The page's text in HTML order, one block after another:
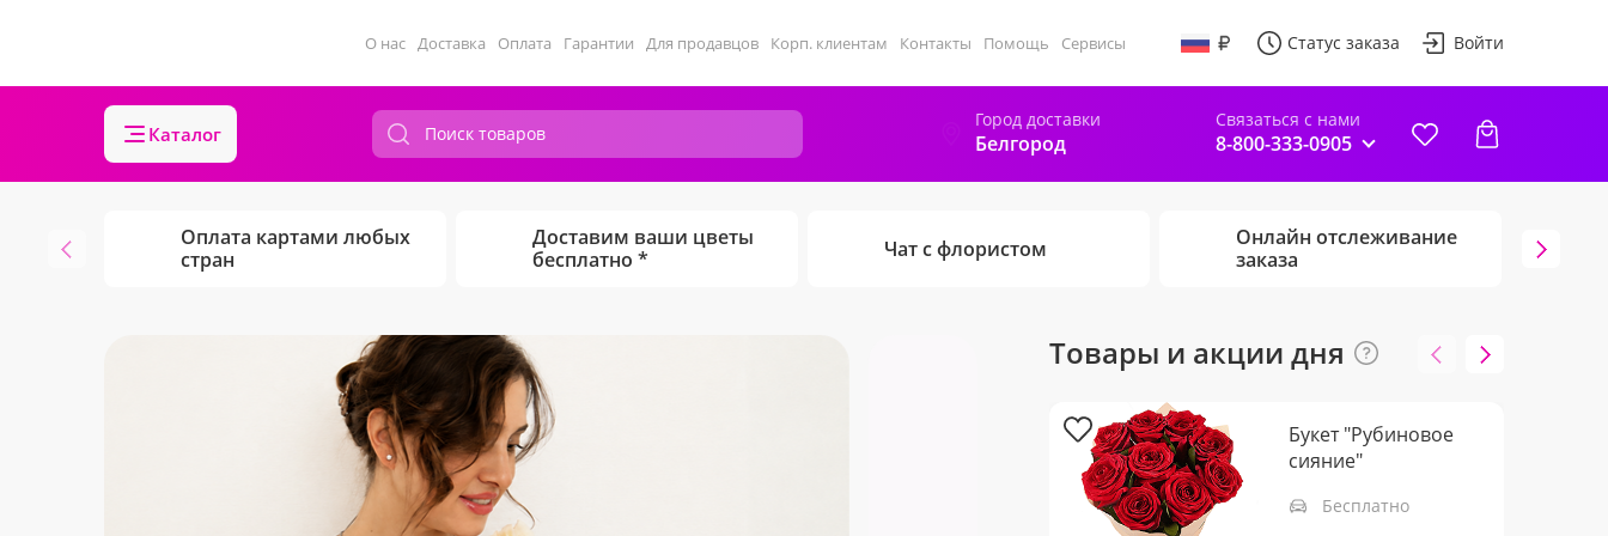
О нас Доставка Оплата Гарантии Для продавцов Корп. клиентам Контакты Помощь Сервисы Статус заказа Войти
Каталог
Город доставки
Белгород
Связаться с нами
8-800-333-0905
Оплата картами любых
стран
Доставим ваши цветы
бесплатно *
Чат с флористом
Онлайн отслеживание
заказа
Товары и акции дня
Букет "Рубиновое
сияние"
Бесплатно